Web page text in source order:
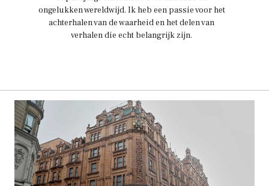
ongelukken wereldwijd. Ik heb een passie voor het
achterhalen van de waarheid en het delen van
verhalen die echt belangrijk zijn.